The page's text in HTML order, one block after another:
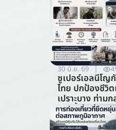
30 มิ.ย. 69
ซูเปอร์เอลนีโญ
ไทย ปกป้องชีวิ
เปราะบาง ท่าม
ร้อนขึ้น (สาขาส